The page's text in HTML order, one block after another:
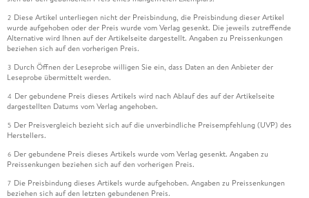
2 Diese Artikel unterliegen nicht der Preisbindung, die Preisbindung dieser Artikel
wurde aufgehoben oder der Preis wurde vom Verlag gesenkt. Die jeweils zutreffende
Alternative wird Ihnen auf der Artikelseite dargestellt. Angaben zu Preissenkungen
beziehen sich auf den vorherigen Preis.
3 Durch Öffnen der Leseprobe willigen Sie ein, dass Daten an den Anbieter der
Leseprobe übermittelt werden.
4 Der gebundene Preis dieses Artikels wird nach Ablauf des auf der Artikelseite
dargestellten Datums vom Verlag angehoben.
5 Der Preisvergleich bezieht sich auf die unverbindliche Preisempfehlung (UVP) des
Herstellers.
6 Der gebundene Preis dieses Artikels wurde vom Verlag gesenkt. Angaben zu
Preissenkungen beziehen sich auf den vorherigen Preis.
7 Die Preisbindung dieses Artikels wurde aufgehoben. Angaben zu Preissenkungen
beziehen sich auf den letzten gebundenen Preis.